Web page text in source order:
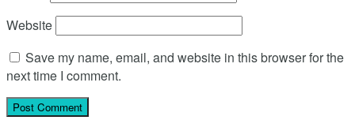
Website
Save my name, email, and website in this browser for the
next time I comment.